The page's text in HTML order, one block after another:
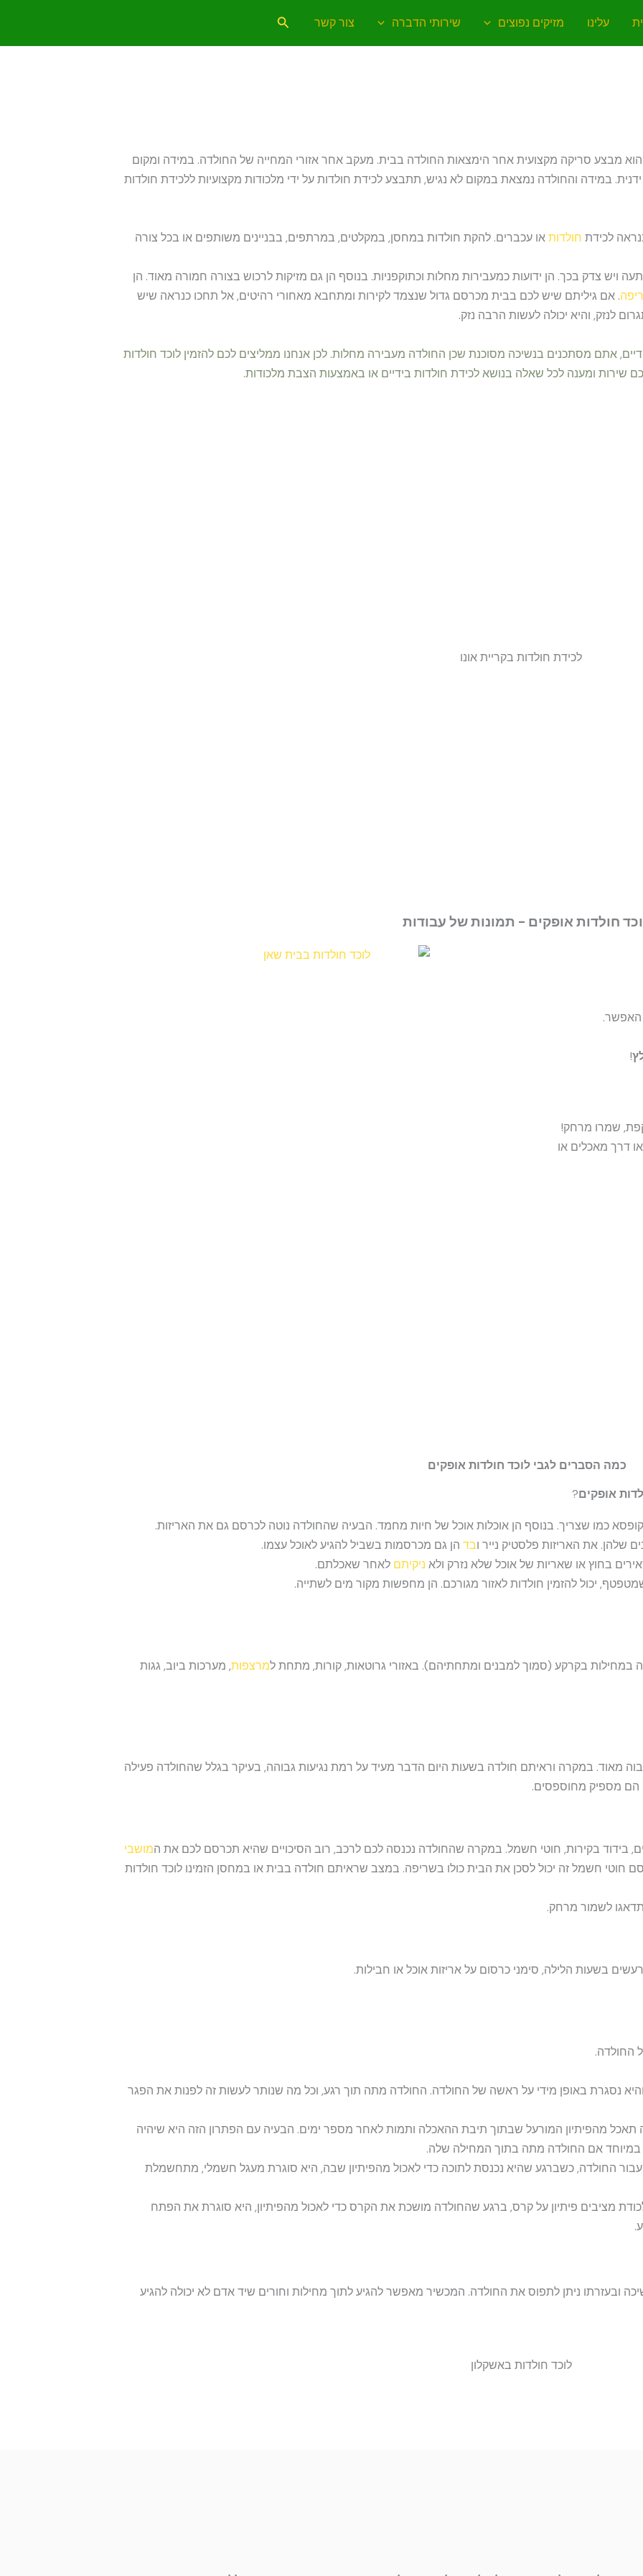
עלינו מזיקים נפוצים שירותי הדברה צור קשר חיפוש
מבצע סריקה מקצועית אחר הימצאות החולדה בבית. מעקב אחר אזורי המחייה של החולדה. במידה ומקום
במידה והחולדה נמצאת במקום לא נגיש, תתבצע לכידת חולדות על ידי מלכודות מקצועיות ללכידת חולדות
לכידת חולדותאו עכברים. להקת חולדות במחסן, במקלטים, במרתפים, בבניינים משותפים או בכל צורה
ויש צדק בכך. הן ידועות כמעבירות מחלות וכתוקפניות. בנוסף הן גם מזיקות לרכוש בצורה חמורה מאוד. הן
. אם גיליתם שיש לכם בבית מכרסם גדול שנצמד לקירות ומתחבא מאחורי רהיטים, אל תחכו כנראה שיש
לנזק, והיא יכולה לעשות הרבה נזק.
אתם מסתכנים בנשיכה מסוכנת שכן החולדה מעבירה מחלות. לכן אנחנו ממליצים לכם להזמין לוכד חולדות
ומענה לכל שאלה בנושא לכידת חולדות בידיים או באמצעות הצבת מלכודות.
חולדות אופקים - תמונות של עבודות
האפשר.
!
שמרו מרחק!
דרך מאכלים או
כמה הסברים לגבי לוכד חולדות אופקים
אופקים?
כמו שצריך. בנוסף הן אוכלות אוכל של חיות מחמד. הבעיה שהחולדה נוטה לכרסם גם את האריזות.
שלהן. את האריזות פלסטיק נייר ובד הן גם מכרסמות בשביל להגיע לאוכל עצמו.
בחוץ או שאריות של אוכל שלא נזרק ולא ניקיתם לאחר שאכלתם.
יכול להזמין חולדות לאזור מגורכם. הן מחפשות מקור מים לשתייה.
במחילות בקרקע (סמוך למבנים ומתחתיהם). באזורי גרוטאות, קורות, מתחת למרצפות, מערכות ביוב, גגות
מאוד. במקרה וראיתם חולדה בשעות היום הדבר מעיד על רמת נגיעות גבוהה, בעיקר בגלל שהחולדה פעילה
הם מספיק מחוספסים.
בידוד בקירות, חוטי חשמל. במקרה שהחולדה נכנסה לכם לרכב, רוב הסיכויים שהיא תכרסם לכם את המושבי
חוטי חשמל זה יכול לסכן את הבית כולו בשריפה. במצב שראיתם חולדה בבית או במחסן הזמינו לוכד חולדות
לשמור מרחק.
בשעות הלילה, סימני כרסום על אריזות אוכל או חבילות.
החולדה.
נסגרת באופן מידי על ראשה של החולדה. החולדה מתה תוך רגע, וכל מה שנותר לעשות זה לפנות את הפגר
מהפיתיון המורעל שבתוך תיבת ההאכלה ותמות לאחר מספר ימים. הבעיה עם הפתרון הזה היא שיהיה
אם החולדה מתה בתוך המחילה שלה.
החולדה, כשברגע שהיא נכנסת לתוכה כדי לאכול מהפיתיון שבה, היא סוגרת מעגל חשמלי, מתחשמלת
מציבים פיתיון על קרס, ברגע שהחולדה מושכת את הקרס כדי לאכול מהפיתיון, היא סוגרת את הפתח
ובעזרתו ניתן לתפוס את החולדה. המכשיר מאפשר להגיע לתוך מחילות וחורים שיד אדם לא יכולה להגיע